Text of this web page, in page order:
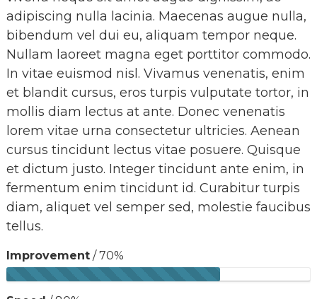
adipiscing nulla lacinia. Maecenas augue nulla,
bibendum vel dui eu, aliquam tempor neque.
Nullam laoreet magna eget porttitor commodo.
In vitae euismod nisl. Vivamus venenatis, enim
et blandit cursus, eros turpis vulputate tortor, in
mollis diam lectus at ante. Donec venenatis
lorem vitae urna consectetur ultricies. Aenean
cursus tincidunt lectus vitae posuere. Quisque
et dictum justo. Integer tincidunt ante enim, in
fermentum enim tincidunt id. Curabitur turpis
diam, aliquet vel semper sed, molestie faucibus
tellus.
Improvement/ 70%